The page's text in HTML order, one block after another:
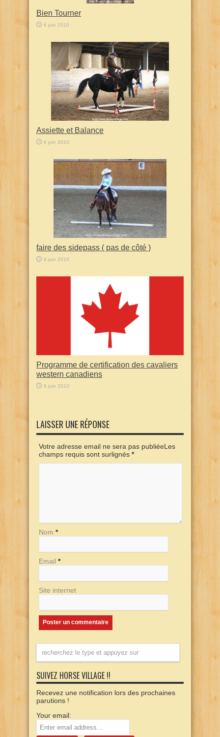
Bien Tourner
6 juin 2010
Assiette et Balance
6 juin 2010
faire des sidepass ( pas de côté )
6 juin 2010
Programme de certification des cavaliers
western canadiens
6 juin 2010
LAISSER UNE RÉPONSE
Votre adresse email ne sera pas publiéeLes
champs requis sont surlignés *
Nom *
Email *
Site internet
SUIVEZ HORSE VILLAGE !!
Recevez une notification lors des prochaines
parutions !
Your email: